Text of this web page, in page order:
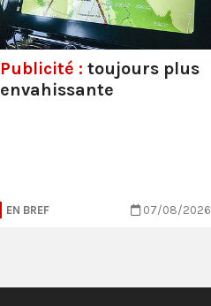
Publicité : toujours plus
envahissante
EN BREF 07/08/2026